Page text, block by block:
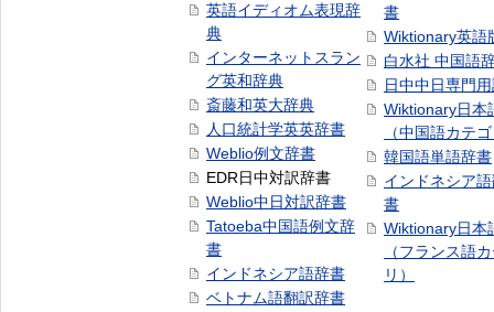
英語イディオム表現辞
典
インターネットスラン
グ英和辞典
斎藤和英大辞典
人口統計学英英辞書
Weblio例文辞書
EDR日中対訳辞書
Weblio中日対訳辞書
Tatoeba中国語例文辞
書
インドネシア語辞書
ベトナム語翻訳辞書
書
Wiktionary英語
白水社 中国語
日中中日専門
Wiktionary日本
（中国語カテ
韓国語単語辞書
インドネシア
書
Wiktionary日本
（フランス語
リ）